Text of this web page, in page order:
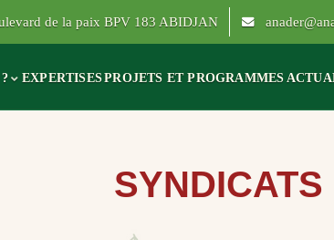
de la paix BPV 183 ABIDJAN
EXPERTISESPROJETS ET PROGRAMMES
SYNDICATS